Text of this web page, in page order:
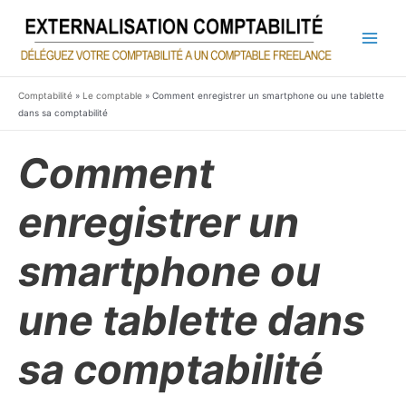
contenu
Comptabilité » Le comptable » Comment enregistrer un smartphone ou une tablette
dans sa comptabilité
Comment
enregistrer un
smartphone ou
une tablette dans
sa comptabilité